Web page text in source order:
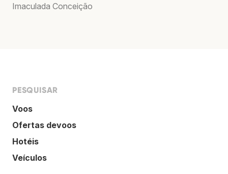
Imaculada Conceição
PESQUISAR
Voos
Ofertas devoos
Hotéis
Veículos